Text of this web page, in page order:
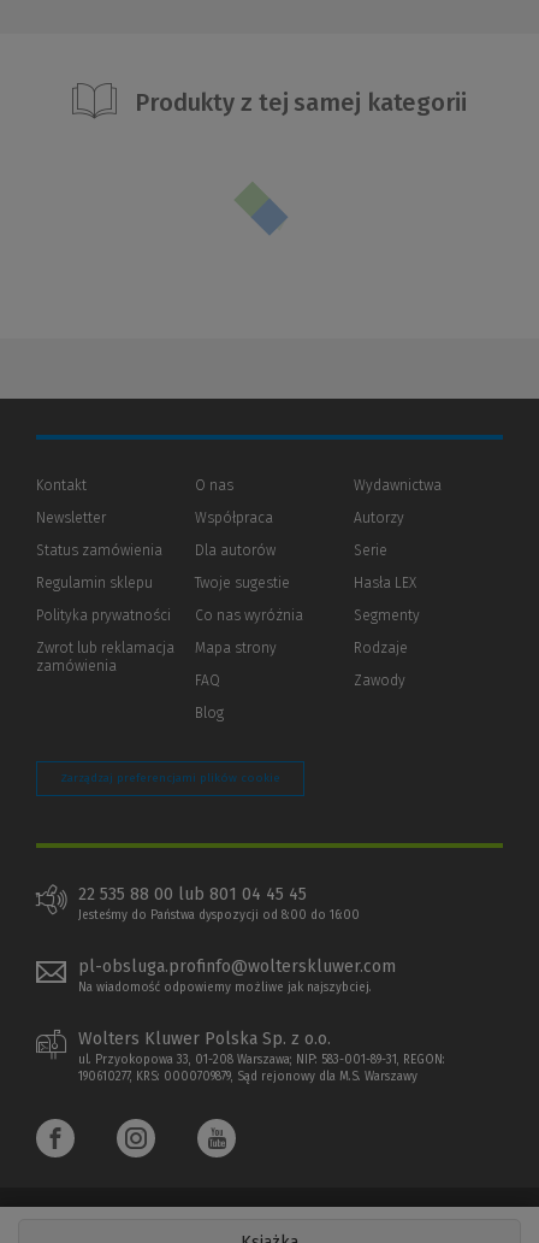
Produkty z tej samej kategorii
Kontakt
Newsletter
Status zamówienia
Regulamin sklepu
Polityka prywatności (Nowe
(Link
innej
Zwrot lub reklamacja
zamówienia
O nas
Współpraca
Dla autorów(Nowe
(Link
innej
strony)
Twoje sugestie
Co nas wyróżnia
Mapa strony
FAQ
Blog
Wydawnictwa
Autorzy
Serie
Hasła LEX
Segmenty
Rodzaje
Zawody
Zarządzaj preferencjami plików cookie
22 535 88 00 lub 801 04 45 45
Jesteśmy do Państwa dyspozycji od 8:00 do 16:00
pl-obsluga.profinfo@wolterskluwer.com
Na wiadomość odpowiemy możliwe jak najszybciej.
Wolters Kluwer Polska Sp. z o.o.
ul. Przyokopowa 33, 01-208 Warszawa; NIP: 583-001-89-31, REGON:
190610277, KRS: 0000709879, Sąd rejonowy dla M.S. Warszawy